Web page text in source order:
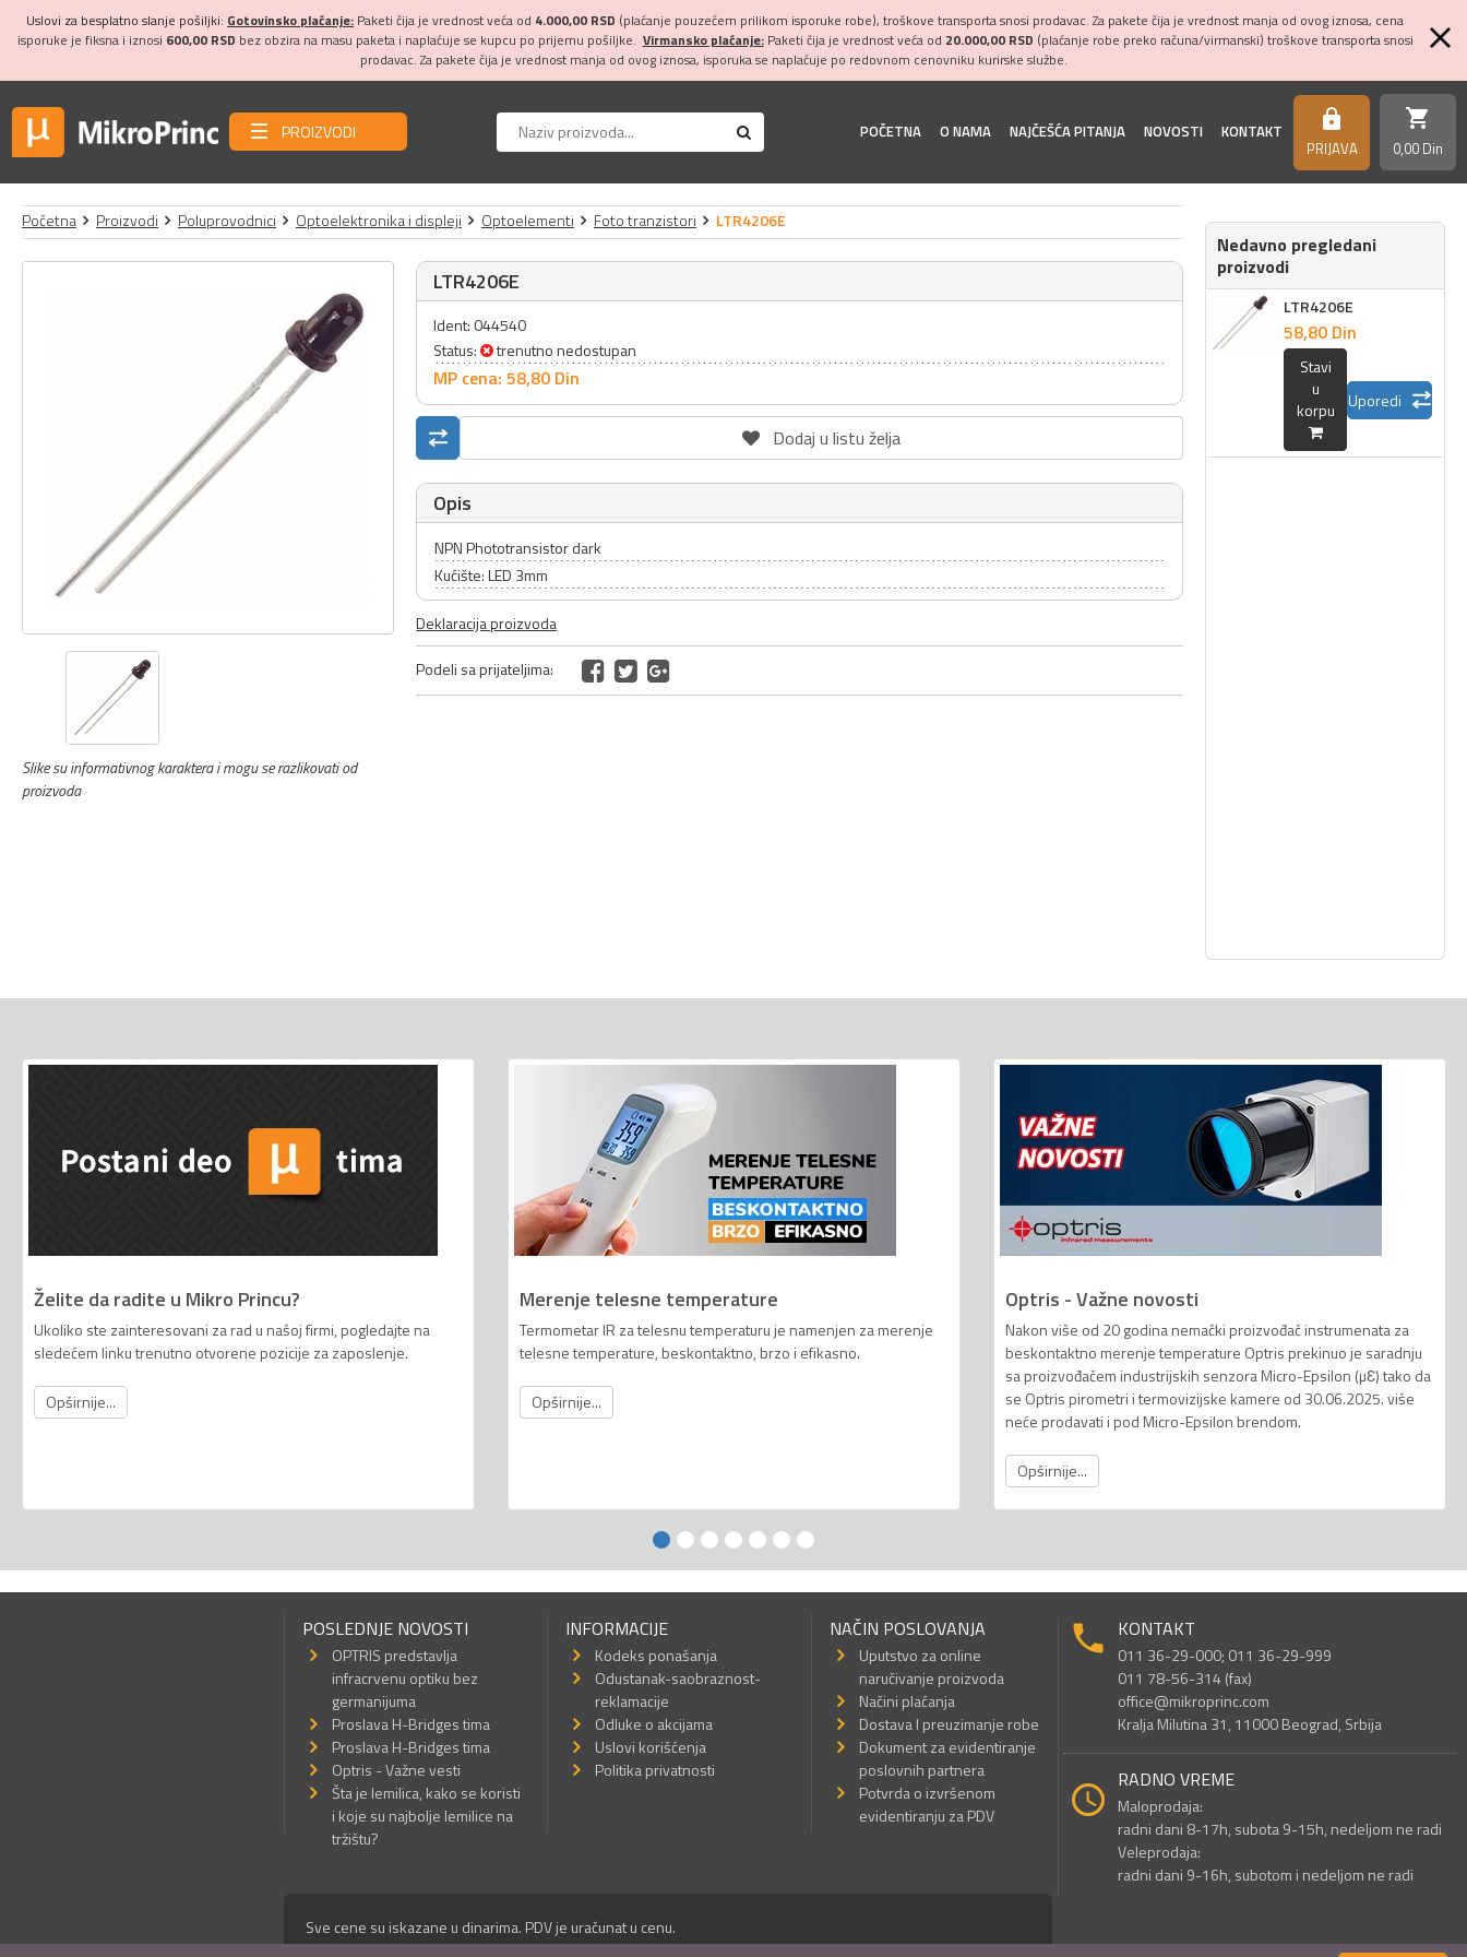
Uslovi za besplatno slanje pošiljki: Gotovinsko plaćanje: Paketi čija je vrednost veća od 4.000,00 RSD (plaćanje pouzećem prilikom isporuke robe), troškove transporta snosi prodavac. Za pakete čija je vrednost manja od ovog iznosa, cena
isporuke je fiksna i iznosi 600,00 RSD bez obzira na masu paketa i naplaćuje se kupcu po prijemu pošiljke. Virmansko plaćanje:Paketi čija je vrednost veća od 20.000,00 RSD (plaćanje robe preko računa/virmanski) troškove transporta snosi
prodavac. Za pakete čija je vrednost manja od ovog iznosa, isporuka se naplaćuje po redovnom cenovniku kurirske službe.
PROIZVODI POČETNA O NAMA NAJČEŠĆA PITANJA NOVOSTI KONTAKT https
PRIJAVA
shopping_cart
0,00 Din
Početna Proizvodi Poluprovodnici Optoelektronika i displeji Optoelementi Foto tranzistori LTR4206E
Slike su informativnog karaktera i mogu se razlikovati od
proizvoda
LTR4206E
Ident: 044540
Status:
trenutno nedostupan
MP cena: 58,80 Din
Dodaj u listu želja
Opis
NPN Phototransistor dark
Kućište: LED 3mm
Deklaracija proizvoda
Podeli sa prijateljima:
Nedavno pregledani
proizvodi
LTR4206E
58,80 Din
Stavi
u
korpu
Uporedi
Želite da radite u Mikro Princu?
Ukoliko ste zainteresovani za rad u našoj firmi, pogledajte na
sledećem linku trenutno otvorene pozicije za zaposlenje.
Opširnije...
Merenje telesne temperature
Termometar IR za telesnu temperaturu je namenjen za merenje
telesne temperature, beskontaktno, brzo i efikasno.
Opširnije...
Optris - Važne novosti
Nakon više od 20 godina nemački proizvođač instrumenata za
beskontaktno merenje temperature Optris prekinuo je saradnju
sa proizvođačem industrijskih senzora Micro-Epsilon (µƐ) tako da
se Optris pirometri i termovizijske kamere od 30.06.2025. više
neće prodavati i pod Micro-Epsilon brendom.
Opširnije...
POSLEDNJE NOVOSTI
OPTRIS predstavlja
infracrvenu optiku bez
germanijuma
Proslava H-Bridges tima
Proslava H-Bridges tima
Optris - Važne vesti
Šta je lemilica, kako se koristi
i koje su najbolje lemilice na
tržištu?
INFORMACIJE
Kodeks ponašanja
Odustanak-saobraznost-
reklamacije
Odluke o akcijama
Uslovi korišćenja
Politika privatnosti
NAČIN POSLOVANJA
Uputstvo za online
naručivanje proizvoda
Načini plaćanja
Dostava I preuzimanje robe
Dokument za evidentiranje
poslovnih partnera
Potvrda o izvršenom
evidentiranju za PDV
KONTAKT
011 36-29-000; 011 36-29-999
011 78-56-314 (fax)
office@mikroprinc.com
Kralja Milutina 31, 11000 Beograd, Srbija
RADNO VREME
Maloprodaja:
radni dani 8-17h, subota 9-15h, nedeljom ne radi
Veleprodaja:
radni dani 9-16h, subotom i nedeljom ne radi
Sve cene su iskazane u dinarima. PDV je uračunat u cenu.
© Mikro Princ 1999 - 2026. Sva prava su zadržana.